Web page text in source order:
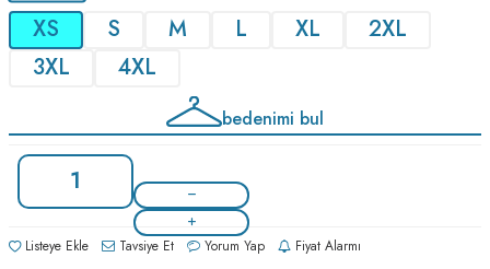
XS S M L XL
2XL
3XL
4XL
bedenimi bul
Listeye Ekle Tavsiye Et Yorum Yap Fiyat Alarmı